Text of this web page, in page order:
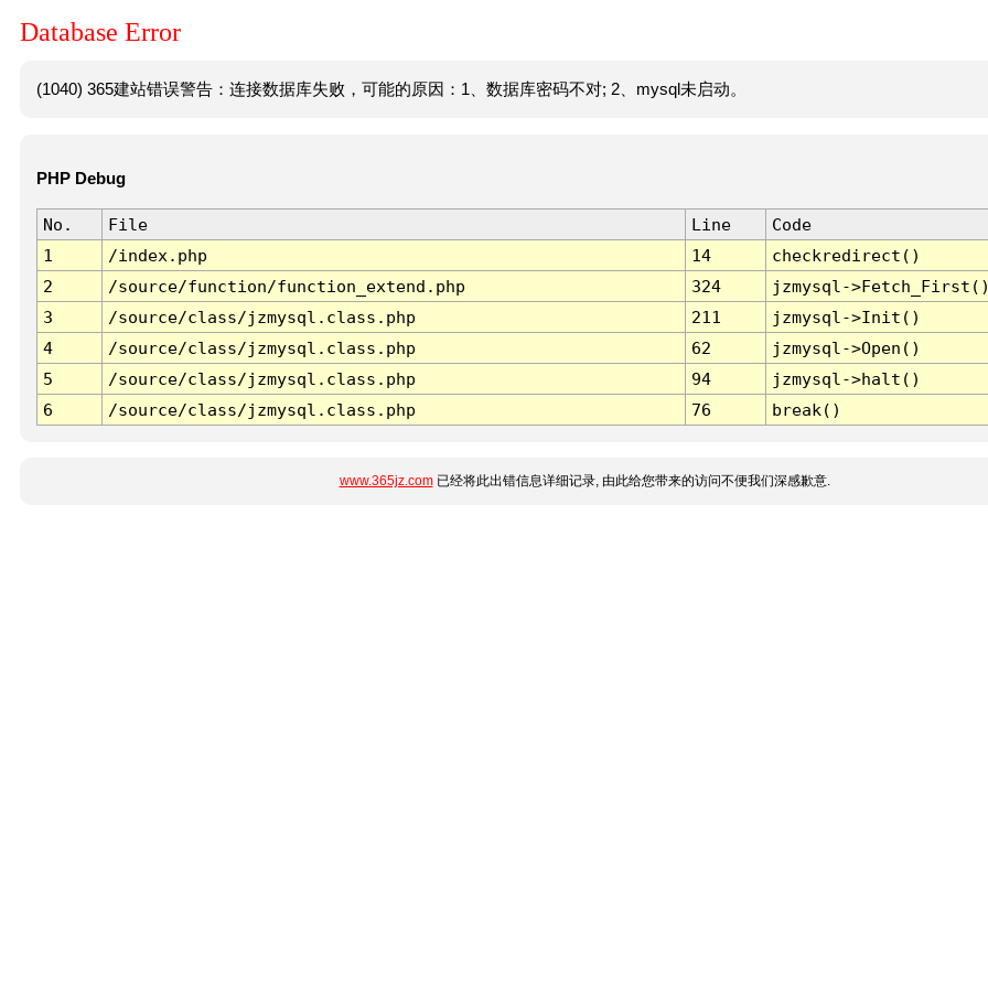
Database Error
(1040) 365建站错误警告：连接数据库失败，可能的原因：1、数据库密码不对; 2、mysql未启动。
PHP Debug
No. File Line
Code
1
/index.php 14
checkredirect()
2
/source/function/function_extend.php 324
jzmysql-
3
/source/class/jzmysql.class.php 211
jzmysql->Init()
4
/source/class/jzmysql.class.php 62
jzmysql->Open()
5
/source/class/jzmysql.class.php 94
jzmysql->halt()
6
/source/class/jzmysql.class.php 76 break()
www.365jz.com已经将此出错信息详细记录, 由此给您带来的访问不便我们深感歉意.